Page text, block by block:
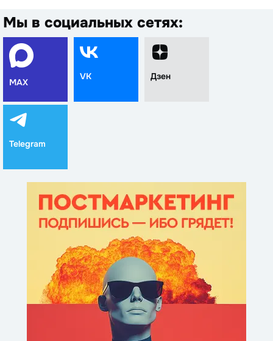
Мы в социальных сетях:
MAX
VK Дзен
Telegram